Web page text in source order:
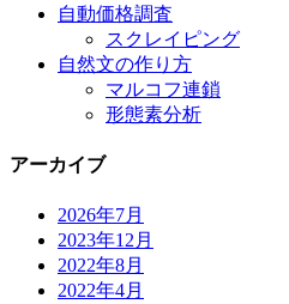
自動価格調査
スクレイピング
自然文の作り方
マルコフ連鎖
形態素分析
アーカイブ
2026年7月
2023年12月
2022年8月
2022年4月